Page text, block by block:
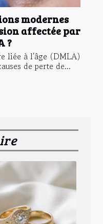
modernes
affectée par
?
liée à l'âge (DMLA)
de perte de...